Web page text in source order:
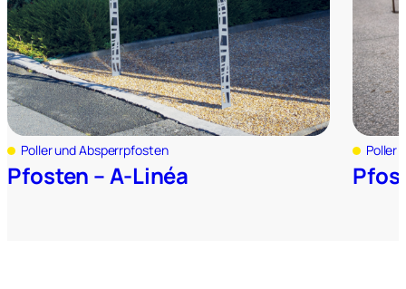
Poller und Absperrpfosten
Pfosten – A-Linéa
Poller